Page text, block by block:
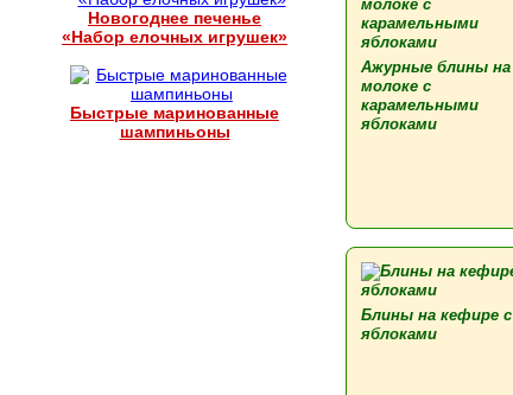
Новогоднее печенье
«Набор елочных игрушек»
Быстрые маринованные
шампиньоны
Ажурные блины на
молоке c
карамельными
яблоками
Блины на кефире с
яблоками